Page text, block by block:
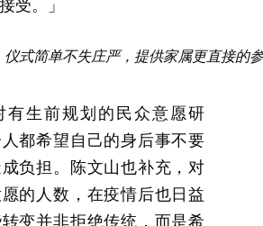
受。」
仪式简单不失庄严，提供家属更直接
有生前规划的民众意愿研
都希望自己的身后事不要
负担。陈文山也补充，对
的人数，在疫情后也日益
变并非拒绝传统，而是希